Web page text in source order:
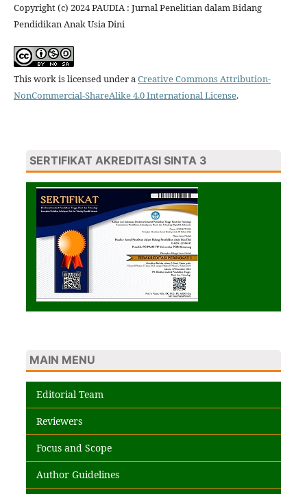
Copyright (c) 2024 PAUDIA : Jurnal Penelitian dalam Bidang
Pendidikan Anak Usia Dini
This work is licensed under aCreative Commons Attribution-
NonCommercial-ShareAlike 4.0 International License.
SERTIFIKAT AKREDITASI SINTA 3
MAIN MENU
Editorial Team
Reviewers
Focus and Scope
Author Guidelines